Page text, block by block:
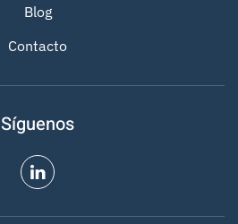
Blog
Contacto
Síguenos